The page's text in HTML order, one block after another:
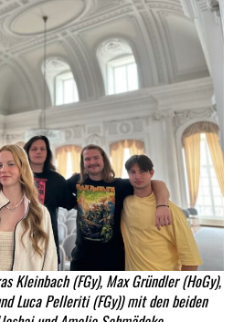
Kleinbach (FGy), Max Gründler (HoGy),
Luca Pelleriti (FGy)) mit den beiden